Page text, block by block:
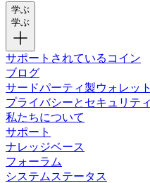
学ぶ
学ぶ
サポートされているコイン
ブログ
サードパーティ製ウォレッ
プライバシーとセキュリティ
私たちについて
サポート
ナレッジベース
フォーラム
システムステータス